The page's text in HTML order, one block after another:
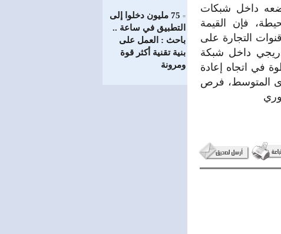
=
75 مليون دخلوا إلى
التطبيق في ساعة ..
باحث : العمل على
بنية تقنية أكثر قوة
ومرونة
داخل شبكات
فإن القيمة
التجارة على
داخل شبكة
في اتجاه إعادة
المتوسط، فرص